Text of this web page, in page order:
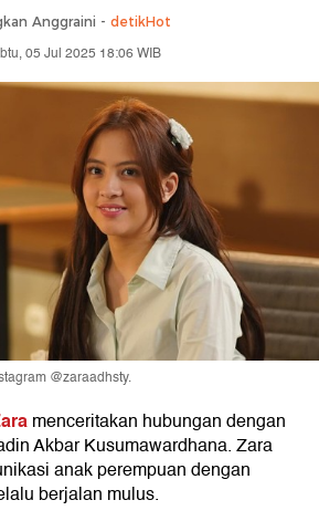
Anggraini - detikHot
05 Jul 2025 18:06 WIB
@zaraadhsty.
menceritakan hubungan dengan
Akbar Kusumawardhana. Zara
anak perempuan dengan
berjalan mulus.